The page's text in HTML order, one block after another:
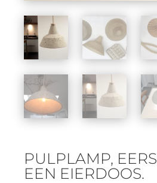
PULPLAMP,
EEN EIERDOOS.